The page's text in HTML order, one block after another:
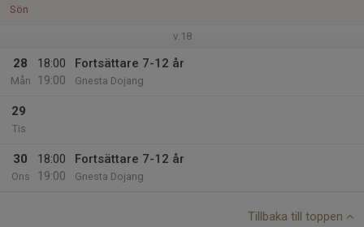
Sön
v.18
28
Mån
18:00
19:00
Fortsättare 7-12 år
Gnesta Dojang
29
Tis
30
Ons
18:00
19:00
Fortsättare 7-12 år
Gnesta Dojang
Tillbaka till toppen